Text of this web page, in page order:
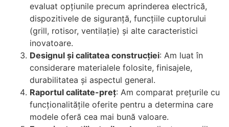
evaluat opțiunile precum aprinderea electrică,
dispozitivele de siguranță, funcțiile cuptorului
(grill, rotisor, ventilație) și alte caracteristici
inovatoare.
Designul și calitatea construcției: Am luat în
considerare materialele folosite, finisajele,
durabilitatea și aspectul general.
Raportul calitate-preț: Am comparat prețurile cu
funcționalitățile oferite pentru a determina care
modele oferă cea mai bună valoare.